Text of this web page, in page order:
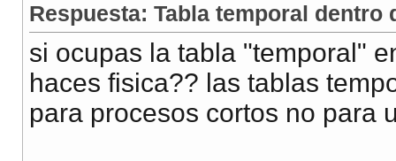
Respuesta: Tabla temporal dentro
si ocupas la tabla "temporal"
haces fisica?? las tablas
para procesos cortos no para